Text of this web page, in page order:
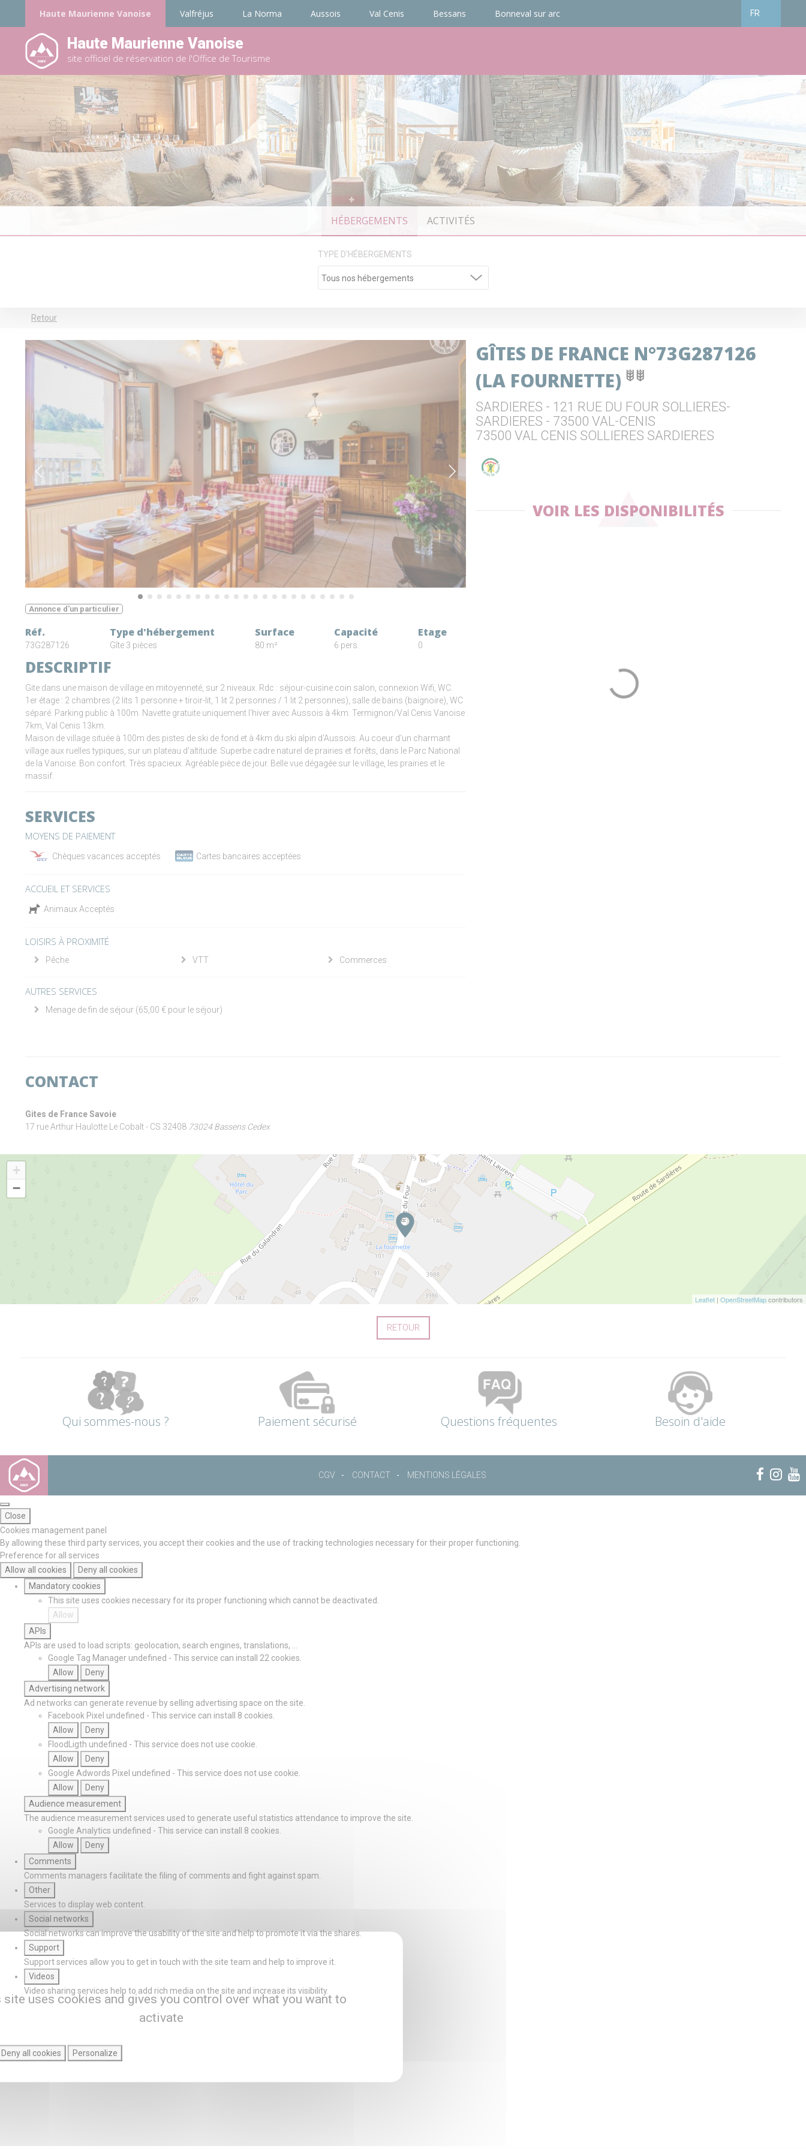
Haute Maurienne Vanoise Valfréjus La Norma Aussois Val Cenis Bessans Bonneval sur arc FR
Haute Maurienne Vanoise
site officiel de réservation de l'Office de Tourisme
HÉBERGEMENTS ACTIVITÉS
TYPE D'HÉBERGEMENTS
Retour
Annonce d'un particulier
Réf.
73G287126
Type d'hébergement
Gîte 3 pièces
Surface
80 m²
Capacité
6 pers.
Etage
0
DESCRIPTIF
Gite dans une maison de village en mitoyenneté, sur 2 niveaux. Rdc : séjour-cuisine coin salon, connexion Wifi, WC.
1er étage : 2 chambres (2 lits 1 personne + tiroir-lit, 1 lit 2 personnes / 1 lit 2 personnes), salle de bains (baignoire), WC
séparé. Parking public à 100m. Navette gratuite uniquement l'hiver avec Aussois à 4km. Termignon/Val Cenis Vanoise
7km, Val Cenis 13km.
Maison de village située à 100m des pistes de ski de fond et à 4km du ski alpin d'Aussois. Au coeur d'un charmant
village aux ruelles typiques, sur un plateau d'altitude. Superbe cadre naturel de prairies et forêts, dans le Parc National
de la Vanoise. Bon confort. Très spacieux. Agréable pièce de jour. Belle vue dégagée sur le village, les prairies et le
massif.
SERVICES
MOYENS DE PAIEMENT
Chèques vacances acceptés Cartes bancaires acceptées
ACCUEIL ET SERVICES
Animaux Acceptés
LOISIRS À PROXIMITÉ
Pêche VTT Commerces
AUTRES SERVICES
Menage de fin de séjour (65,00 € pour le séjour)
GÎTES DE FRANCE N°73G287126
(LA FOURNETTE)
SARDIERES - 121 RUE DU FOUR SOLLIERES-
SARDIERES - 73500 VAL-CENIS
73500 VAL CENIS SOLLIERES SARDIERES
VOIR LES DISPONIBILITÉS
CONTACT
Gites de France Savoie
17 rue Arthur Haulotte Le Cobalt - CS 32408 73024 Bassens Cedex
+
−
Leaflet | OpenStreetMapcontributors
RETOUR
Qui sommes-nous ? Paiement sécurisé Questions fréquentes Besoin d'aide
CGV CONTACT MENTIONS LÉGALES
Close
Cookies management panel
By allowing these third party services, you accept their cookies and the use of tracking technologies necessary for their proper functioning.
Preference for all services
Allow all cookies
Deny all cookies
Mandatory cookies
This site uses cookies necessary for its proper functioning which cannot be deactivated.
Allow
APIs
APIs are used to load scripts: geolocation, search engines, translations, ...
Google Tag Manager undefined - This service can install 22 cookies.
Allow
Deny
Advertising network
Ad networks can generate revenue by selling advertising space on the site.
Facebook Pixel undefined - This service can install 8 cookies.
Allow
Deny
FloodLigth undefined - This service does not use cookie.
Allow
Deny
Google Adwords Pixel undefined - This service does not use cookie.
Allow
Deny
Audience measurement
The audience measurement services used to generate useful statistics attendance to improve the site.
Google Analytics undefined - This service can install 8 cookies.
Allow
Deny
Comments
Comments managers facilitate the filing of comments and fight against spam.
Other
Services to display web content.
Social networks
Social networks can improve the usability of the site and help to promote it via the shares.
Support
Support services allow you to get in touch with the site team and help to improve it.
Videos
Video sharing services help to add rich media on the site and increase its visibility.
site uses cookies and gives you control over what you want to
activate
Deny all cookies Personalize